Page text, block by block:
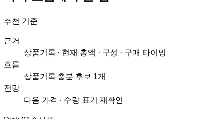
추천 기준
근거
상품기록 · 현재 총액 · 구성 · 구매 타이밍
흐름
상품기록 충분 후보 1개
전망
다음 가격 · 수량 표기 재확인